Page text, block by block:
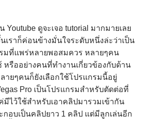
Youtube ดูจะเจอ tutorial มากมายเลย
นเราก็ค่อนข้างมั่นใจระดับหนึ่งล่ะว่าเป็น
มที่แพร่หลายพอสมควร หลายๆคน
หรืออย่างคนที่ทำงานเกี่ยวข้องกับด้าน
ายๆคนก็ยังเลือกใช้โปรแกรมนี้อยู่
Pro เป็นโปรแกรมสำหรับตัดต่อที่
มีไว้ใช้สำหรับเอาคลิปมารวมเข้ากัน
กอบเป็นคลิปยาว 1 คลิป แต่มีลูกเล่นอีก